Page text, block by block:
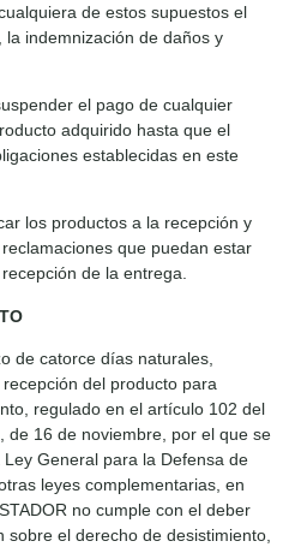
de estos supuestos el
la indemnización de daños y
el pago de cualquier
adquirido hasta que el
establecidas en este
los productos a la recepción y
que puedan estar
de la entrega.
de catorce días naturales,
del producto para
regulado en el artículo 102 del
de 16 de noviembre, por el que se
General para la Defensa de
leyes complementarias, en
no cumple con el deber
sobre el derecho de desistimiento,